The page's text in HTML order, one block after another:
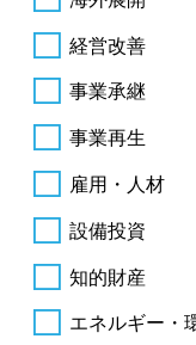
経営改善
事業承継
事業再生
雇用・人材
設備投資
知的財産
エネルギー・